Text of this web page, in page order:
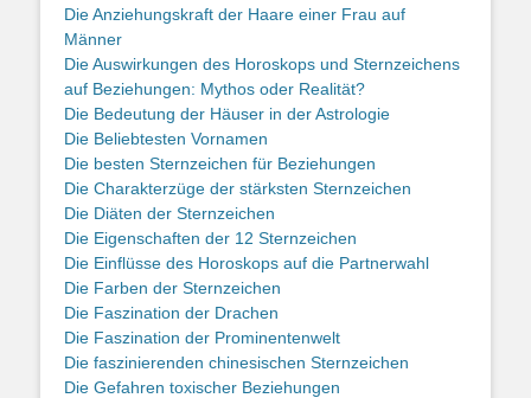
Die Anziehungskraft der Haare einer Frau auf
Männer
Die Auswirkungen des Horoskops und Sternzeichens
auf Beziehungen: Mythos oder Realität?
Die Bedeutung der Häuser in der Astrologie
Die Beliebtesten Vornamen
Die besten Sternzeichen für Beziehungen
Die Charakterzüge der stärksten Sternzeichen
Die Diäten der Sternzeichen
Die Eigenschaften der 12 Sternzeichen
Die Einflüsse des Horoskops auf die Partnerwahl
Die Farben der Sternzeichen
Die Faszination der Drachen
Die Faszination der Prominentenwelt
Die faszinierenden chinesischen Sternzeichen
Die Gefahren toxischer Beziehungen